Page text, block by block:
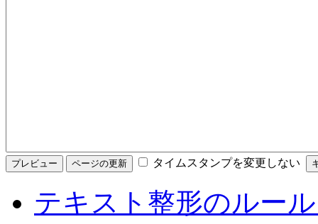
タイムスタンプを変更しない
テキスト整形のルー